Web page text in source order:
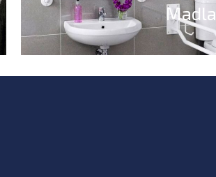
Madla